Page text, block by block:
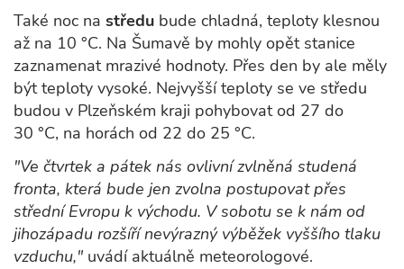
Také noc na středu bude chladná, teploty klesnou
až na 10 °C. Na Šumavě by mohly opět stanice
zaznamenat mrazivé hodnoty. Přes den by ale měly
být teploty vysoké. Nejvyšší teploty se ve středu
budou v Plzeňském kraji pohybovat od 27 do
30 °C, na horách od 22 do 25 °C.
"Ve čtvrtek a pátek nás ovlivní zvlněná studená
fronta, která bude jen zvolna postupovat přes
střední Evropu k východu. V sobotu se k nám od
jihozápadu rozšíří nevýrazný výběžek vyššího tlaku
vzduchu," uvádí aktuálně meteorologové.